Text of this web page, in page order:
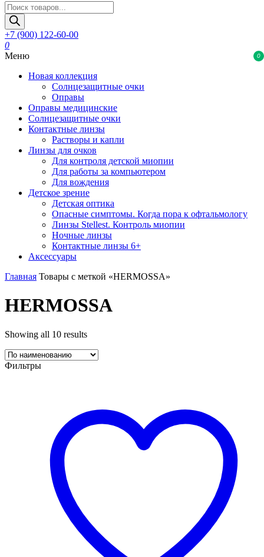
Поиск
товаров
+7 (900) 122-60-00
0
0
Меню
Новая коллекция
Солнцезащитные очки
Оправы
Оправы медицинские
Солнцезащитные очки
Контактные линзы
Растворы и капли
Линзы для очков
Для контроля детской миопии
Для работы за компьютером
Для вождения
Детское зрение
Детская оптика
Опасные симптомы. Когда пора к офтальмологу
Линзы Stellest. Контроль миопии
Ночные линзы
Контактные линзы 6+
Аксессуары
Главная Товары с меткой «HERMOSSA»
HERMOSSA
Showing all 10 results
Фильтры